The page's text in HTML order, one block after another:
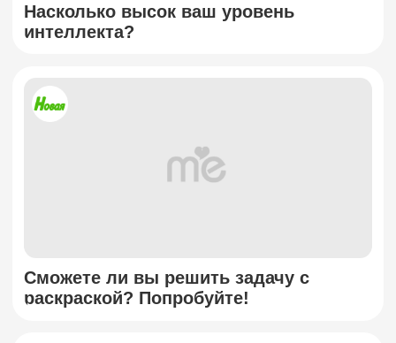
Насколько высок ваш уровень
интеллекта?
Сможете ли вы решить задачу с
раскраской? Попробуйте!